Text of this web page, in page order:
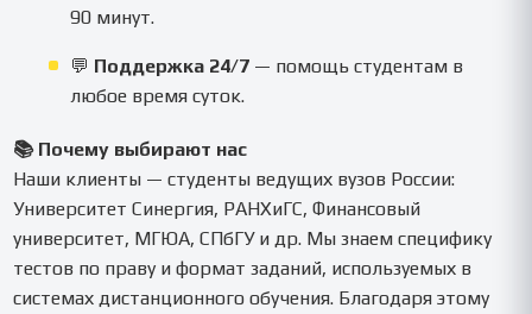
90 минут.
💬 Поддержка 24/7 — помощь студентам в
любое время суток.
📚 Почему выбирают нас
Наши клиенты — студенты ведущих вузов России:
Университет Синергия, РАНХиГС, Финансовый
университет, МГЮА, СПбГУ и др. Мы знаем специфику
тестов по праву и формат заданий, используемых в
системах дистанционного обучения. Благодаря этому